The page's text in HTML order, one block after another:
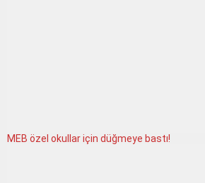
MEB özel okullar için düğmeye bastı!